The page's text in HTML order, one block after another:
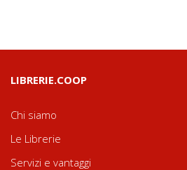
LIBRERIE.COOP
Chi siamo
Le Librerie
Servizi e vantaggi